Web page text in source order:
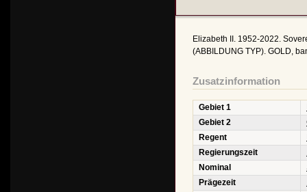
Elizabeth II. 1952-2022.
(ABBILDUNG TYP). GOLD,
Zusatzinformation
Gebiet 1
Gebiet 2
Regent
Regierungszeit
Nominal
Prägezeit